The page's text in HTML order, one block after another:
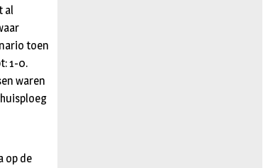
al
toen
1-0.
waren
op de